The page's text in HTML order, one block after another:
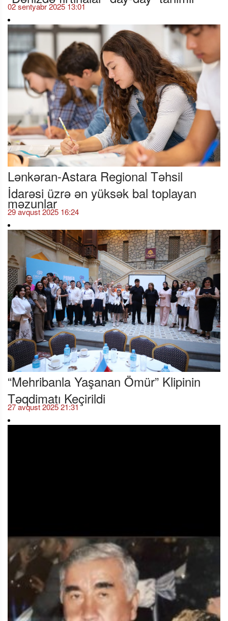
02 sentyabr 2025 13:01
Lənkəran-Astara Regional Təhsil
İdarəsi üzrə ən yüksək bal toplayan
məzunlar
29 avqust 2025 16:24
“Mehribanla Yaşanan Ömür” Klipinin
Təqdimatı Keçirildi
27 avqust 2025 21:31